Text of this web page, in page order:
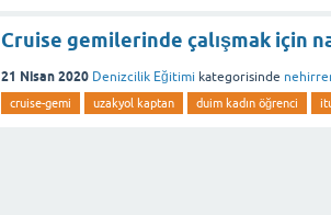
Cruise gemilerinde çalışmak için
21 Nisan 2020 Denizcilik Eğitimi kategorisinde
cruise-gemi uzakyol kaptan duim kadın öğrenci